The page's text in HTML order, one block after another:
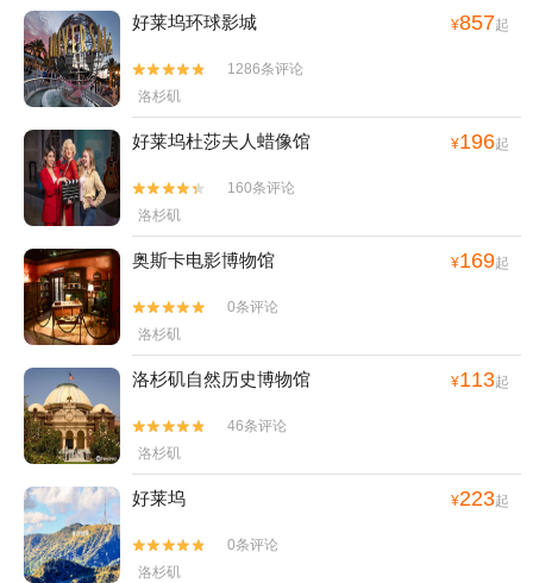
好莱坞环球影城 ¥857起


1286条评论
洛杉矶
好莱坞杜莎夫人蜡像馆 ¥196起


160条评论
洛杉矶
奥斯卡电影博物馆 ¥169起


0条评论
洛杉矶
洛杉矶自然历史博物馆 ¥113起


46条评论
洛杉矶
好莱坞 ¥223起


0条评论
洛杉矶